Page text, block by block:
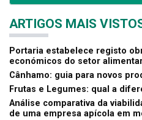
ARTIGOS MAIS
Portaria estabelece registo
económicos do setor
Cânhamo: guia para novos
Frutas e Legumes: qual a
Análise comparativa da
de uma empresa apícola em